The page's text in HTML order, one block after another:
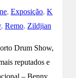
, Exposição, K
, Remo, Zildjian
Drum Show,
reputados e
– Benny